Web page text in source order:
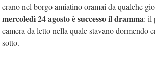
erano nel borgo amiatino oramai da qualche
mercoledì 24 agosto è successo il dramma: il
camera da letto nella quale stavano dormendo
sotto.